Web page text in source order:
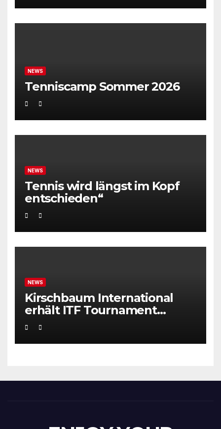
NEWS
Tenniscamp Sommer 2026
NEWS
Tennis wird längst im Kopf
entschieden“
NEWS
Kirschbaum International
erhält ITF Tournament
Recognition Award 2025